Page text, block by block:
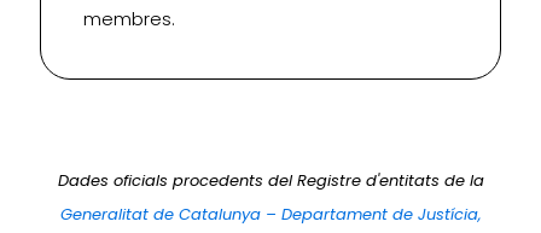
membres.
Dades oficials procedents del Registre d'entitats de la
Generalitat de Catalunya – Departament de Justícia,